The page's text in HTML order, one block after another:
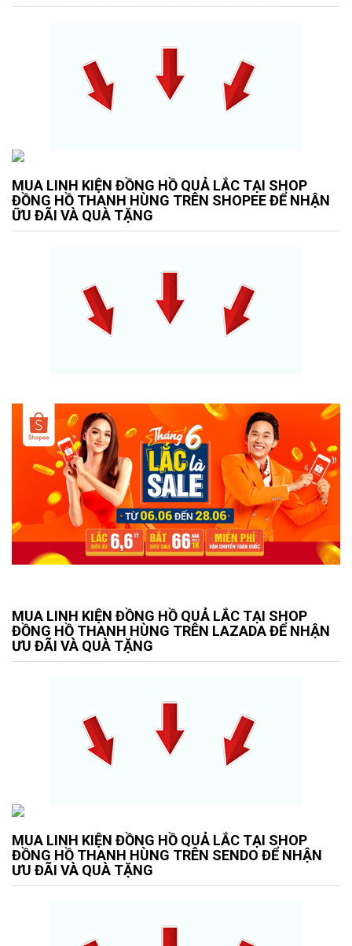
MUA LINH KIỆN ĐỒNG HỒ QUẢ LẮC TẠI SHOP
ĐỒNG HỒ THANH HÙNG TRÊN SHOPEE ĐỂ NHẬN
ỮU ĐÃI VÀ QUÀ TẶNG
MUA LINH KIỆN ĐỒNG HỒ QUẢ LẮC TẠI SHOP
ĐỒNG HỒ THANH HÙNG TRÊN LAZADA ĐỂ NHẬN
ƯU ĐÃI VÀ QUÀ TẶNG
MUA LINH KIỆN ĐỒNG HỒ QUẢ LẮC TẠI SHOP
ĐỒNG HỒ THANH HÙNG TRÊN SENDO ĐỂ NHẬN
ƯU ĐÃI VÀ QUÀ TẶNG